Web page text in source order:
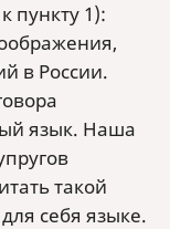
пункту 1):
в России.
язык. Наша
такой
себя языке.